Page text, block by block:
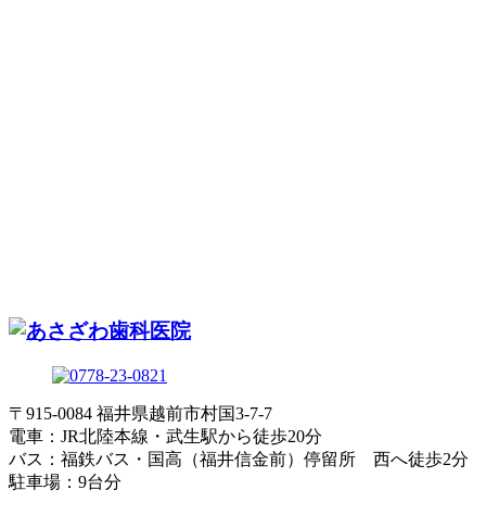
〒915-0084 福井県越前市村国3-7-7
電車：JR北陸本線・武生駅から徒歩20分
バス：福鉄バス・国高（福井信金前）停留所 西へ徒歩2分
駐車場：9台分